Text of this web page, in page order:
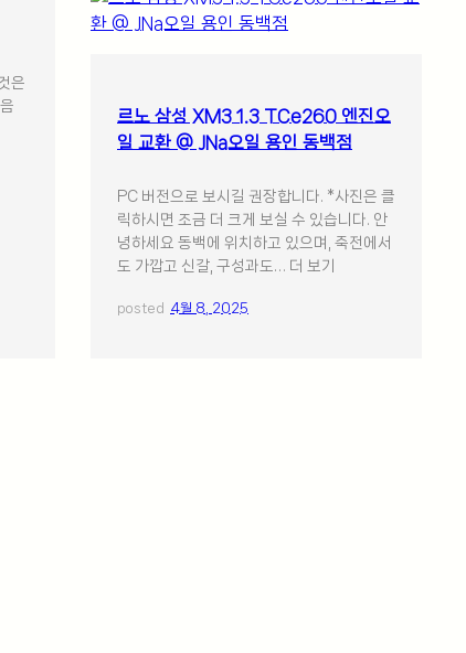
은
르노 삼성 XM3 1.3 TCe260 엔진오
일 교환 @ JNa오일 용인 동백점
PC 버전으로 보시길 권장합니다. *사진은 클
릭하시면 조금 더 크게 보실 수 있습니다. 안
녕하세요 동백에 위치하고 있으며, 죽전에서
도 가깝고 신갈, 구성과도… 더 보기
posted 4월 8, 2025